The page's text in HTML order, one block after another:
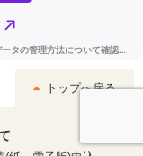
トップへ戻る